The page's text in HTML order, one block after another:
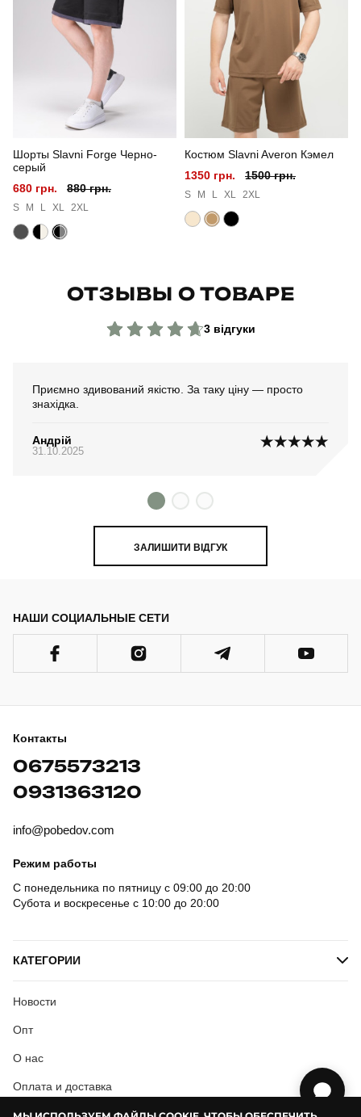
Склад тканини 100% поліестер
Країна - виробник
Шорты Slavni Forge Черно-
серый
680 грн.
880 грн.
S M L XL 2XL
Костюм Slavni Averon Кэмел
1350 грн.
1500 грн.
S M L XL 2XL
ОТЗЫВЫ О ТОВАРЕ
3 відгуки
Приємно здивований якістю. За таку ціну — просто
знахідка.
Андрій
31.10.2025
ЗАЛИШИТИ ВІДГУК
НАШИ СОЦИАЛЬНЫЕ СЕТИ
Контакты
0675573213
0931363120
info@pobedov.com
Режим работы
С понедельника по пятницу с 09:00 до 20:00
Субота и воскресенье с 10:00 до 20:00
КАТЕГОРИИ
Новости
Опт
О нас
Оплата и доставка
Условия соглашения